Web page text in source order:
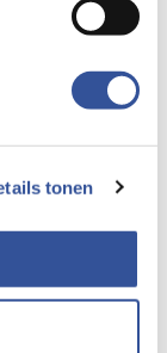
tonen
aan sociaal